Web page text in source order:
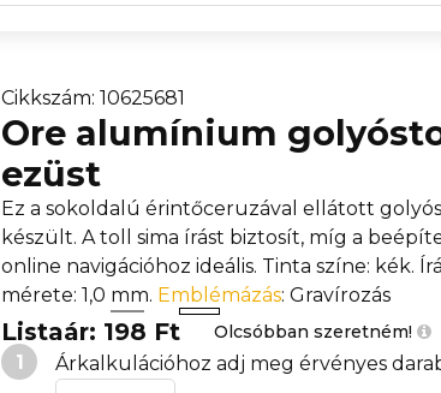
Cikkszám: 10625681
Ore alumínium
ezüst
Ez a sokoldalú érintőceruzával ellátott
készült. A toll sima írást biztosít, míg a
online navigációhoz ideális. Tinta színe: kék.
mérete: 1,0 mm. Emblémázás: Gravírozás
Listaár: 198 Ft Olcsóbban szeretném!
1
Árkalkulációhoz adj meg érvényes